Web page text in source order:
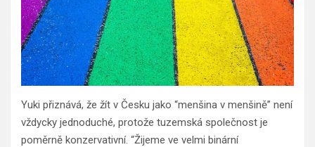
Yuki přiznává, že žít v Česku jako “menšina v menšině” není
vždycky jednoduché, protože tuzemská společnost je
poměrně konzervativní. “Žijeme ve velmi binární